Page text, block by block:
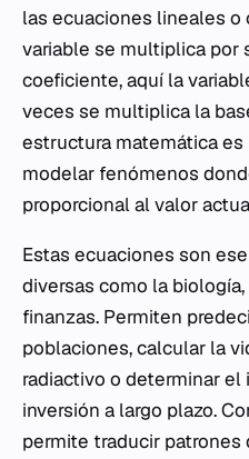
las ecuaciones lineales o
variable se multiplica por
coeficiente, aquí la
veces se multiplica la
estructura matemática
modelar fenómenos
proporcional al valor
Estas ecuaciones son
diversas como la
finanzas. Permiten
poblaciones, calcular la
radiactivo o determinar
inversión a largo plazo.
permite traducir